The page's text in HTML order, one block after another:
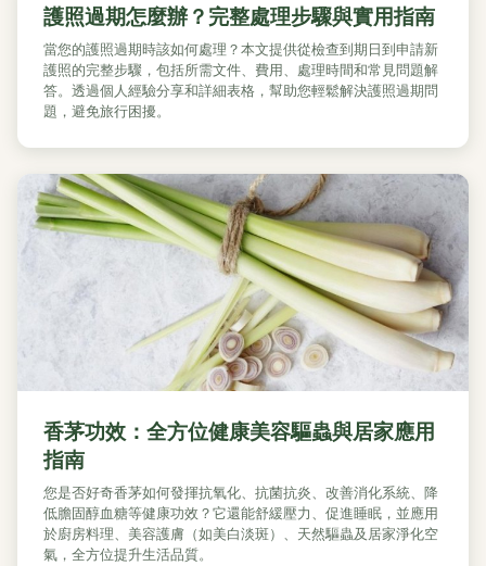
護照過期怎麼辦？完整處理步驟與實用指南
當您的護照過期時該如何處理？本文提供從檢查到期日到申請新
護照的完整步驟，包括所需文件、費用、處理時間和常見問題解
答。透過個人經驗分享和詳細表格，幫助您輕鬆解決護照過期問
題，避免旅行困擾。
香茅功效：全方位健康美容驅蟲與居家應用
指南
您是否好奇香茅如何發揮抗氧化、抗菌抗炎、改善消化系統、降
低膽固醇血糖等健康功效？它還能舒緩壓力、促進睡眠，並應用
於廚房料理、美容護膚（如美白淡斑）、天然驅蟲及居家淨化空
氣，全方位提升生活品質。